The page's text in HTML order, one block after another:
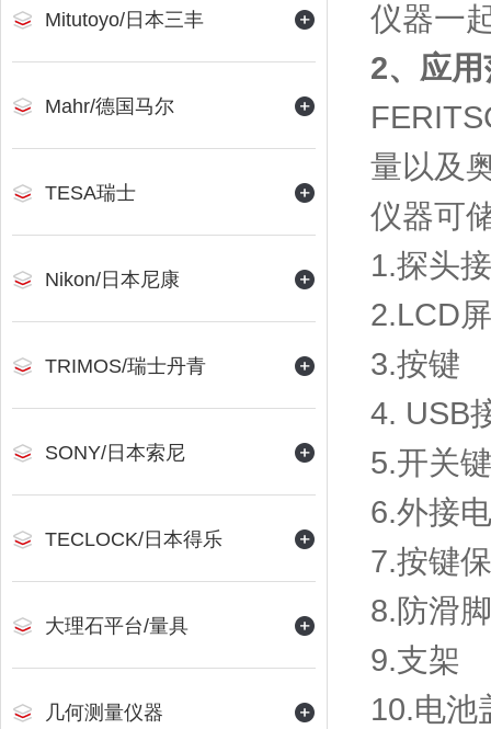
Mitutoyo/日本三丰
Mahr/德国马尔
TESA瑞士
Nikon/日本尼康
TRIMOS/瑞士丹青
SONY/日本索尼
TECLOCK/日本得乐
大理石平台/量具
几何测量仪器
仪器一
2、应
量以及
仪器可
1.探头
2.LCD
3.按键
4. USB
5.开关键
6.外接
7.按键
8.防滑
9.支架
10.电池